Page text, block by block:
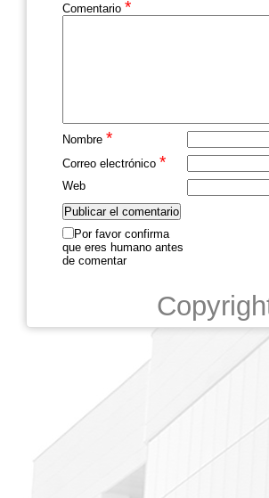
Comentario *
Nombre *
Correo electrónico *
Web
Por favor confirma
que eres humano antes
de comentar